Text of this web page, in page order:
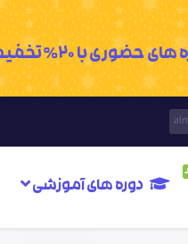
با 20% تخفیف!
دوره های آموزشی